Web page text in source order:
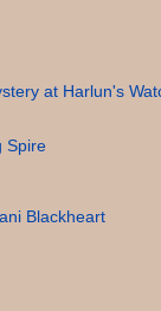
at Harlun's
Spire
Blackheart